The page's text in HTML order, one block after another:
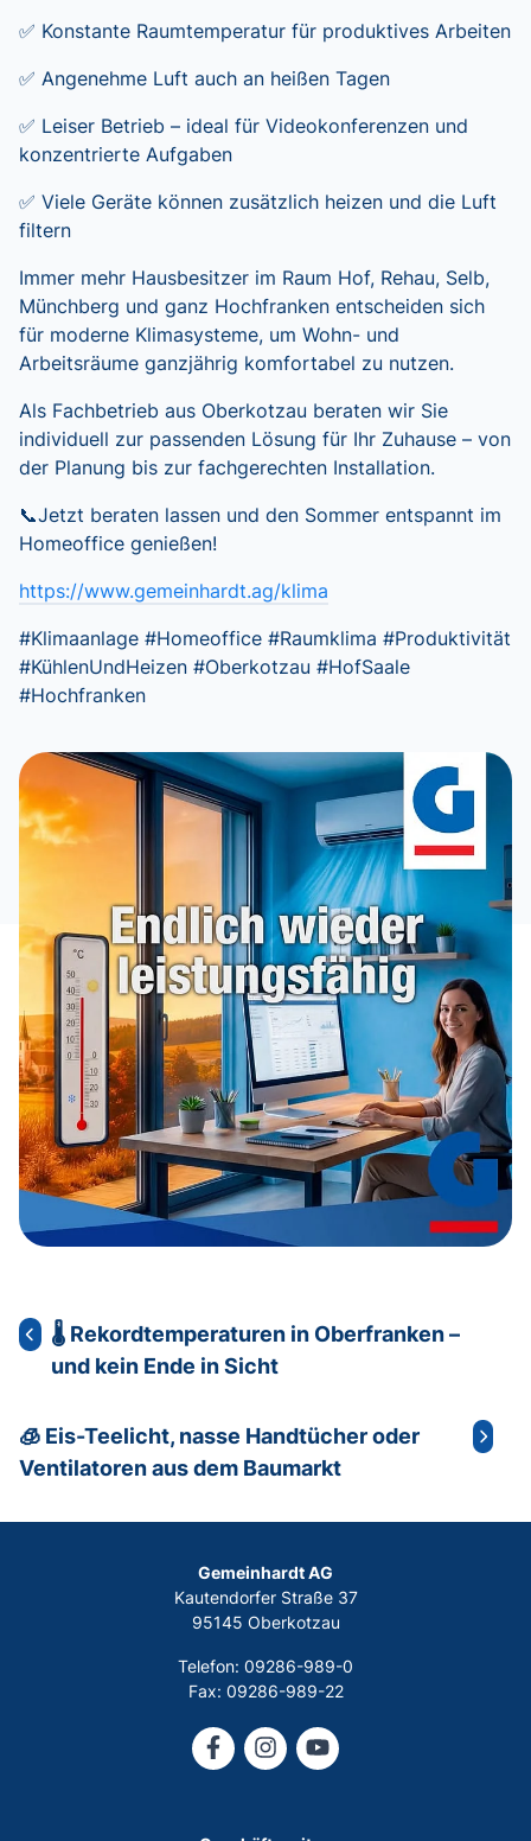
✅ Konstante Raumtemperatur für produktives Arbeiten
✅ Angenehme Luft auch an heißen Tagen
✅ Leiser Betrieb – ideal für Videokonferenzen und
konzentrierte Aufgaben
✅ Viele Geräte können zusätzlich heizen und die Luft
filtern
Immer mehr Hausbesitzer im Raum Hof, Rehau, Selb,
Münchberg und ganz Hochfranken entscheiden sich
für moderne Klimasysteme, um Wohn- und
Arbeitsräume ganzjährig komfortabel zu nutzen.
Als Fachbetrieb aus Oberkotzau beraten wir Sie
individuell zur passenden Lösung für Ihr Zuhause – von
der Planung bis zur fachgerechten Installation.
📞Jetzt beraten lassen und den Sommer entspannt im
Homeoffice genießen!
https://www.gemeinhardt.ag/klima
#Klimaanlage #Homeoffice #Raumklima #Produktivität
#KühlenUndHeizen #Oberkotzau #HofSaale
#Hochfranken
🌡️ Rekordtemperaturen in Oberfranken –
und kein Ende in Sicht
🧊 Eis-Teelicht, nasse Handtücher oder
Ventilatoren aus dem Baumarkt
Gemeinhardt AG
Kautendorfer Straße 37
95145 Oberkotzau
Telefon: 09286-989-0
Fax: 09286-989-22